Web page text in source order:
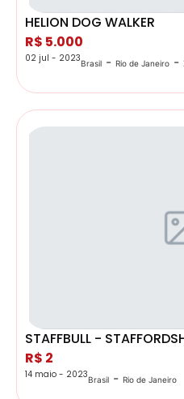
HELION DOG WALKER
R$ 5.000
02 jul - 2023Brasil - Rio de Janeiro -
STAFFBULL -
R$ 2
14 maio - 2023Brasil - Rio de Janeiro